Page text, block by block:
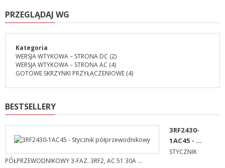
PRZEGLĄDAJ WG
Kategoria
WERSJA WTYKOWA – STRONA DC (2)
WERSJA WTYKOWA – STRONA AC (4)
GOTOWE SKRZYNKI PRZYŁĄCZENIOWE (4)
BESTSELLERY
3RF2430-
1AC45 - ...
STYCZNIK
PÓŁPRZEWODNIKOWY 3-FAZ. 3RF2, AC 51 30A ...